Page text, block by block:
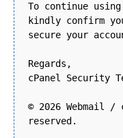
To continue
kindly confirm
secure your
Regards,
cPanel Security
© 2026 Webmail
reserved.